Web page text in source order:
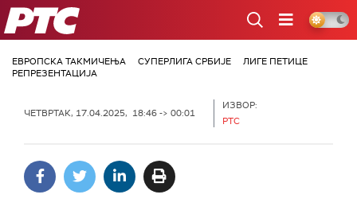
РТС
ЕВРОПСКА ТАКМИЧЕЊА СУПЕРЛИГА СРБИЈЕ
ЛИГЕ ПЕТИЦЕ
РЕПРЕЗЕНТАЦИЈА
ЧЕТВРТАК, 17.04.2025, 18:46 -> 00:01
ИЗВОР:
РТС